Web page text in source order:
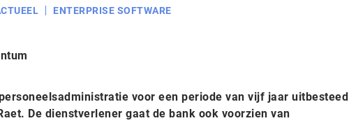
ENTERPRISE SOFTWARE
voor een periode van vijf jaar uitbesteed
De dienstverlener gaat de bank ook voorzien van